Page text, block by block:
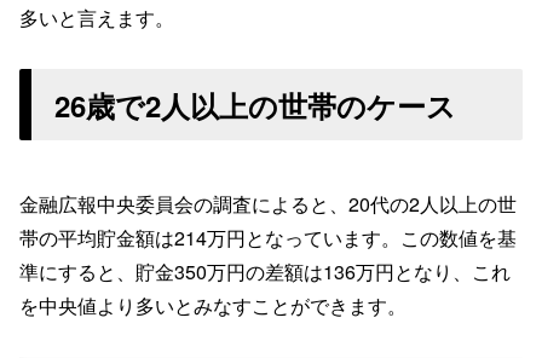
多いと言えます。
26歳で2人以上の世帯のケース
金融広報中央委員会の調査によると、20代の2人以上の世
帯の平均貯金額は214万円となっています。この数値を基
準にすると、貯金350万円の差額は136万円となり、これ
を中央値より多いとみなすことができます。